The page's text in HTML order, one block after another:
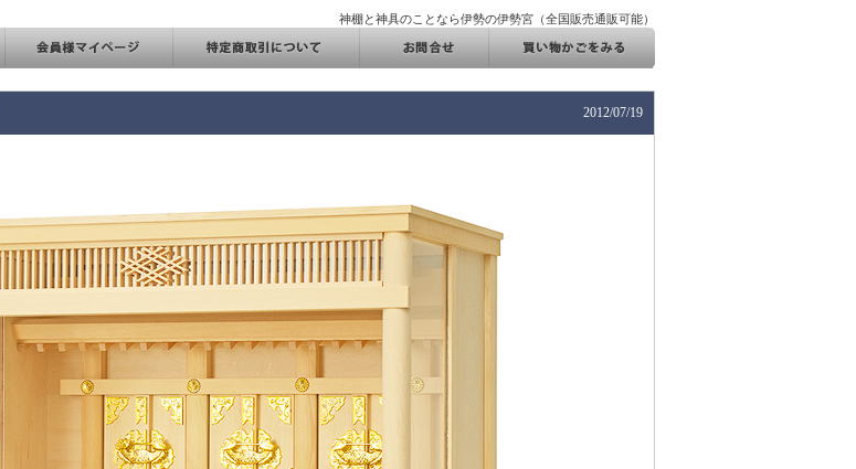
神棚と神具のことなら伊勢の伊勢宮（全国販売通販可能）
2012/07/19